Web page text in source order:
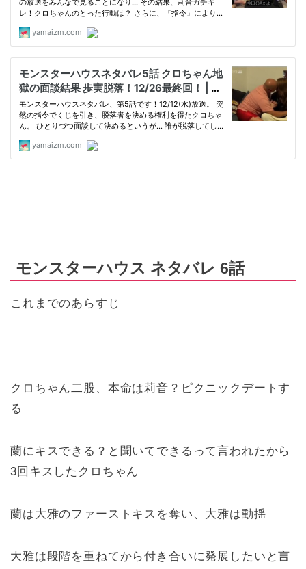
モンスターハウス ネタバレ 6話
これまでのあらすじ
クロちゃん二股、本命は莉音？ピクニックデートす
る
蘭にキスできる？と聞いてできるって言われたから
3回キスしたクロちゃん
蘭は大雅のファーストキスを奪い、大雅は動揺
大雅は段階を重ねてから付き合いに発展したいと言